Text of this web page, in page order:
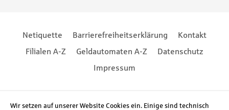
Footernavigation
Netiquette Barrierefreiheitserklärung
Kontakt
Filialen A-Z
Geldautomaten A-Z
Datenschutz
Impressum
Wir setzen auf unserer Website Cookies ein. Einige sind technisch